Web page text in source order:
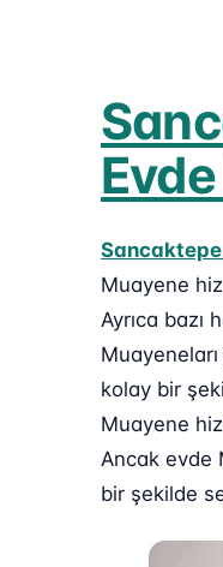
Muayene
Ayrıca
kolay bir
Muayene
Ancak evde
bir şekilde